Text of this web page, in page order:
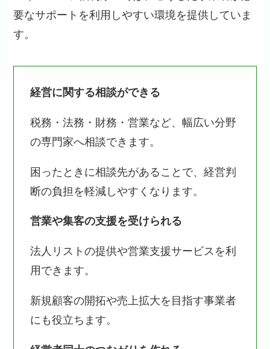
要なサポートを利用しやすい環境を提供していま
す。
経営に関する相談ができる
税務・法務・財務・営業など、幅広い分野
の専門家へ相談できます。
困ったときに相談先があることで、経営判
断の負担を軽減しやすくなります。
営業や集客の支援を受けられる
法人リストの提供や営業支援サービスを利
用できます。
新規顧客の開拓や売上拡大を目指す事業者
にも役立ちます。